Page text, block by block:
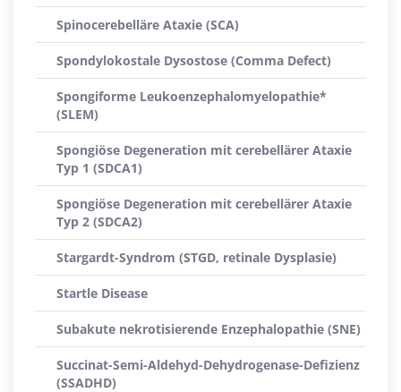
Spinocerebelläre Ataxie (SCA)
Spondylokostale Dysostose (Comma Defect)
Spongiforme Leukoenzephalomyelopathie*
(SLEM)
Spongiöse Degeneration mit cerebellärer Ataxie
Typ 1 (SDCA1)
Spongiöse Degeneration mit cerebellärer Ataxie
Typ 2 (SDCA2)
Stargardt-Syndrom (STGD, retinale Dysplasie)
Startle Disease
Subakute nekrotisierende Enzephalopathie (SNE)
Succinat-Semi-Aldehyd-Dehydrogenase-Defizienz
(SSADHD)